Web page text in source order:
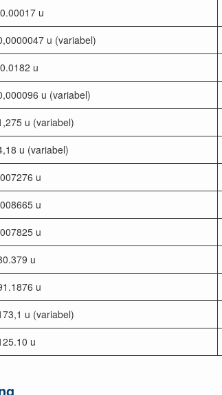
u
u (variabel)
u
u (variabel)
u (variabel)
u (variabel)
u
u
u
u
u
u (variabel)
u